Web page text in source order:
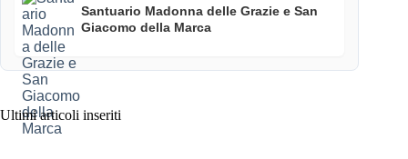
Santuario Madonna delle Grazie e San
Giacomo della Marca
Ultimi articoli inseriti